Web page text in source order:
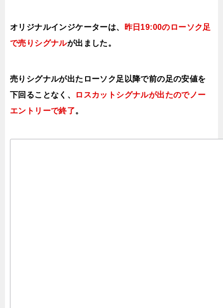
オリジナルインジケーターは、
昨日19:00のローソク足
で売りシグナルが出ました。
売りシグナルが出たローソク足以降で前の足の安値を
下回ることなく、
ロスカットシグナルが出たのでノー
エントリーで終了。